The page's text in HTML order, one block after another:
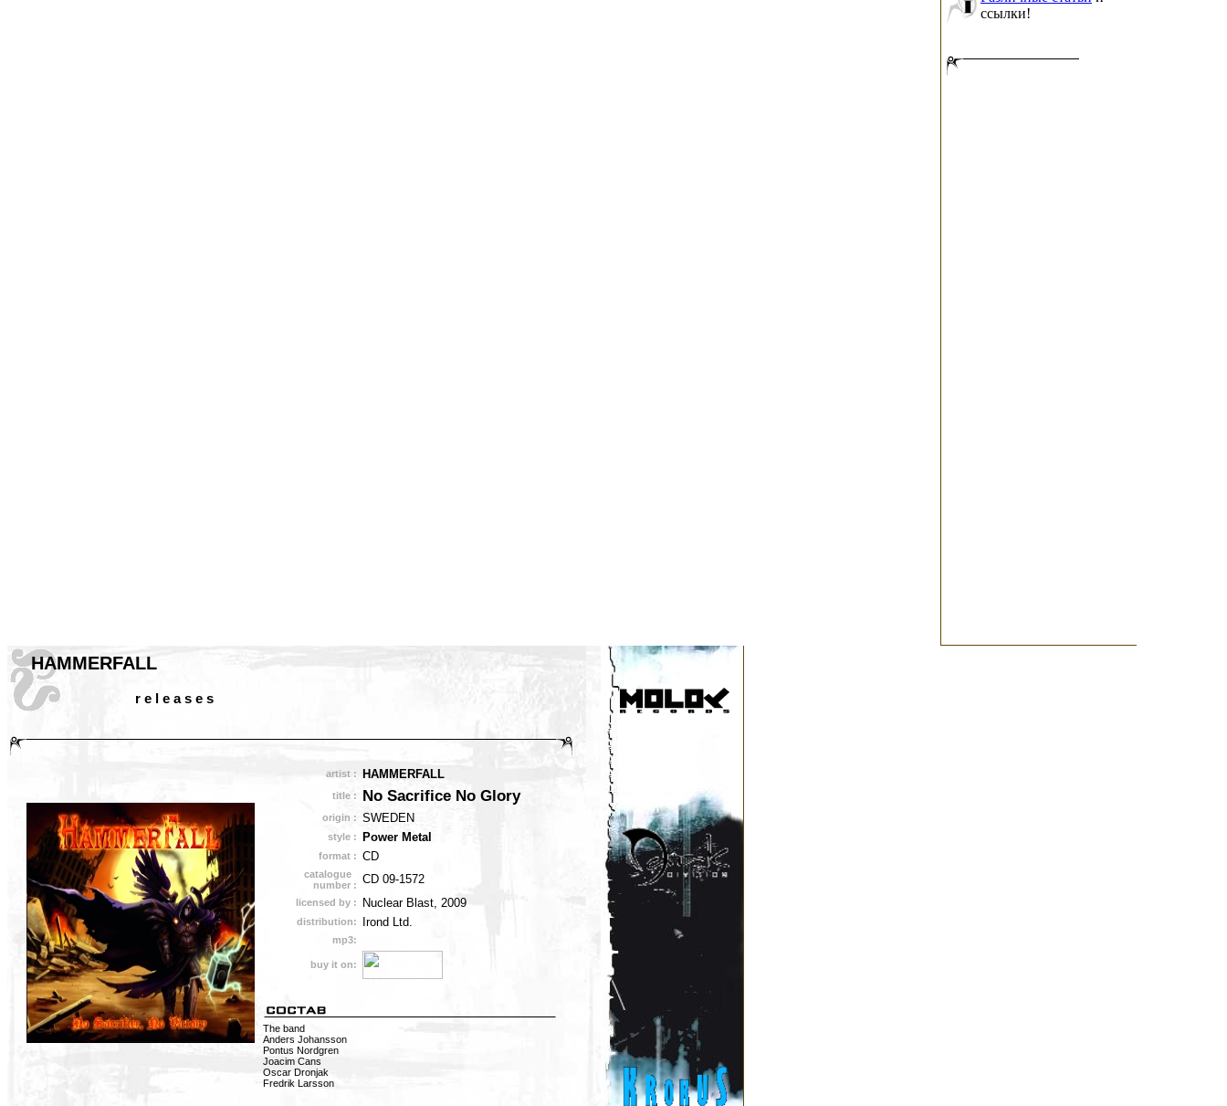
ссылки!
HAMMERFALL
r e l e a s e s
artist : HAMMERFALL
title : No Sacrifice No Glory
origin : SWEDEN
style : Power Metal
format : CD
catalogue
number : CD 09-1572
licensed by : Nuclear Blast, 2009
distribution: Irond Ltd.
mp3:
buy it on:
The band
Anders Johansson
Pontus Nordgren
Joacim Cans
Oscar Dronjak
Fredrik Larsson